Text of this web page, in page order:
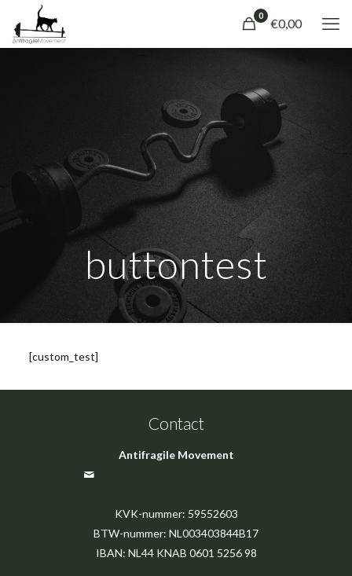
0
€0,00
buttontest
[custom_test]
Contact
Antifragile Movement
KVK-nummer: 59552603
BTW-nummer: NL003403844B17
IBAN: NL44 KNAB 0601 5256 98